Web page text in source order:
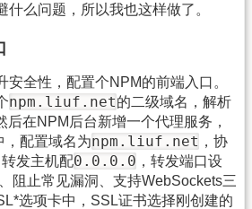
什么问题，所以我也这样做了。
安全性，配置个NPM的前端入口。
npm.liuf.net的二级域名，解析
后在NPM后台新增一个代理服务，
，配置域名为npm.liuf.net ，协
发主机配0.0.0.0 ，转发端口设
阻止常见漏洞、支持WebSockets三
选项卡中，SSL证书选择刚创建的